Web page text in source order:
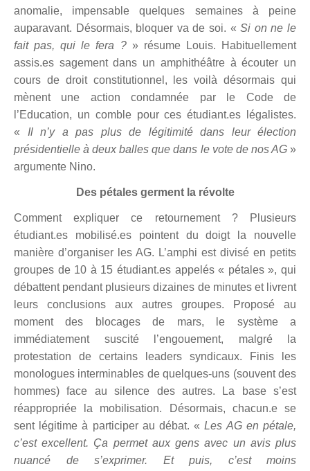
anomalie, impensable quelques semaines à peine
auparavant. Désormais, bloquer va de soi. «Si on ne le
fait pas, qui le fera ?» résume Louis. Habituellement
assis.es sagement dans un amphithéâtre à écouter un
cours de droit constitutionnel, les voilà désormais qui
mènent une action condamnée par le Code de
l’Education, un comble pour ces étudiant.es légalistes.
« Il n’y a pas plus de légitimité dans leur élection
présidentielle à deux balles que dans le vote de nos AG»
argumente Nino.
Des pétales germent la révolte
Comment expliquer ce retournement ? Plusieurs
étudiant.es mobilisé.es pointent du doigt la nouvelle
manière d’organiser les AG. L’amphi est divisé en petits
groupes de 10 à 15 étudiant.es appelés « pétales », qui
débattent pendant plusieurs dizaines de minutes et livrent
leurs conclusions aux autres groupes. Proposé au
moment des blocages de mars, le système a
immédiatement suscité l’engouement, malgré la
protestation de certains leaders syndicaux. Finis les
monologues interminables de quelques-uns (souvent des
hommes) face au silence des autres. La base s’est
réappropriée la mobilisation. Désormais, chacun.e se
sent légitime à participer au débat. «Les AG en pétale,
c’est excellent. Ça permet aux gens avec un avis plus
nuancé de s’exprimer. Et puis, c’est moins